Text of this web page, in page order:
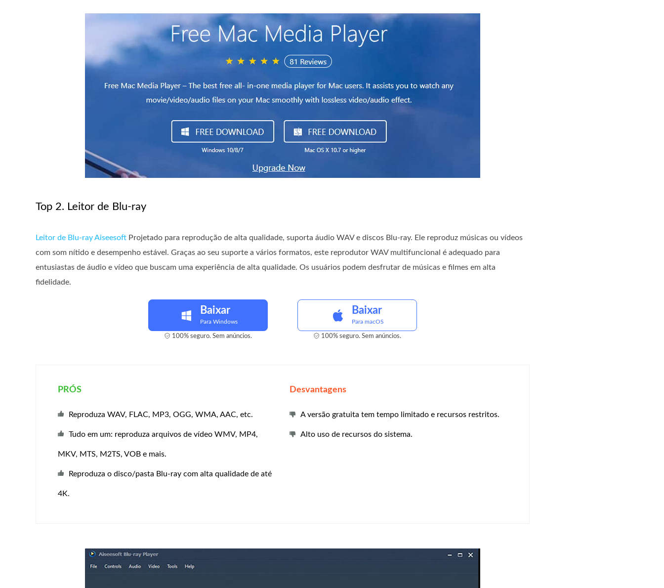
Top 2. Leitor de Blu-ray
Leitor de Blu-ray Aiseesoft Projetado para reprodução de alta qualidade, suporta áudio WAV e discos Blu-ray. Ele reproduz músicas ou vídeos
com som nítido e desempenho estável. Graças ao seu suporte a vários formatos, este reprodutor WAV multifuncional é adequado para
entusiastas de áudio e vídeo que buscam uma experiência de alta qualidade. Os usuários podem desfrutar de músicas e filmes em alta
fidelidade.
Baixar
Para Windows
100% seguro. Sem anúncios.
Baixar
Para macOS
100% seguro. Sem anúncios.
PRÓS
Reproduza WAV, FLAC, MP3, OGG, WMA, AAC, etc.
Tudo em um: reproduza arquivos de vídeo WMV, MP4,
MKV, MTS, M2TS, VOB e mais.
Reproduza o disco/pasta Blu-ray com alta qualidade de até
4K.
Desvantagens
A versão gratuita tem tempo limitado e recursos restritos.
Alto uso de recursos do sistema.